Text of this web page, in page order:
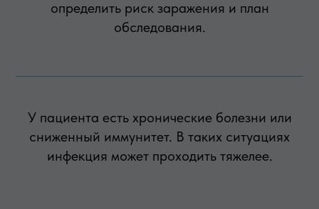
определить риск заражения и план
обследования.
У пациента есть хронические болезни или
сниженный иммунитет. В таких ситуациях
инфекция может проходить тяжелее.